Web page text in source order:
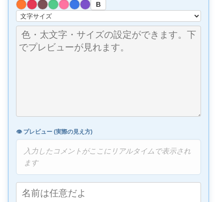
B
👁️ プレビュー (実際の見え方)
入力したコメントがここにリアルタイムで表示され
ます